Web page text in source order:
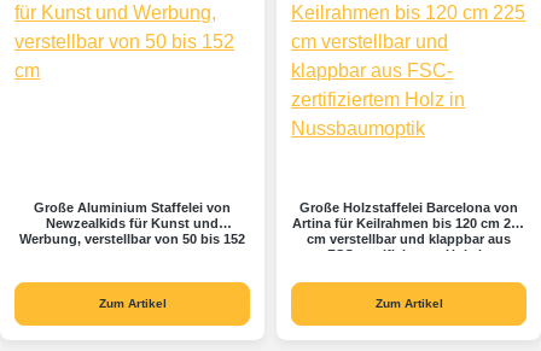
Große Aluminium Staffelei von
Newzealkids für Kunst und
Werbung, verstellbar von 50 bis 152
Zum Artikel
Große Holzstaffelei Barcelona von
Artina für Keilrahmen bis 120 cm 225
cm verstellbar und klappbar aus
FSC-zertifiziertem Holz in
Zum Artikel